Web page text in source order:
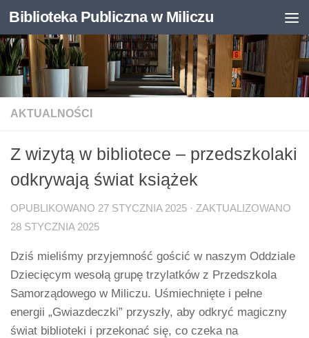
Otwórz pasek narzędzi
Skip to content
Biblioteka Publiczna w Miliczu
AKTUALNOŚCI
Z wizytą w bibliotece – przedszkolaki
odkrywają świat książek
OPUBLIKOWANO 27 STYCZNIA 2025 · ZAKTUALIZOWANO
28 STYCZNIA 2025
Dziś mieliśmy przyjemność gościć w naszym Oddziale
Dziecięcym wesołą grupę trzylatków z Przedszkola
Samorządowego w Miliczu. Uśmiechnięte i pełne
energii „Gwiazdeczki” przyszły, aby odkryć magiczny
świat biblioteki i przekonać się, co czeka na